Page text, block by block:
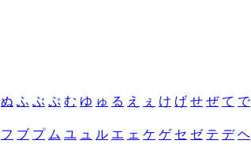
ぬ ふ ぶ ぷ む ゆ ゅ る え ぇ け げ せ ぜ て で
フ ブ プ ム ユ ュ ル エ ェ ケ ゲ セ ゼ テ デ ヘ